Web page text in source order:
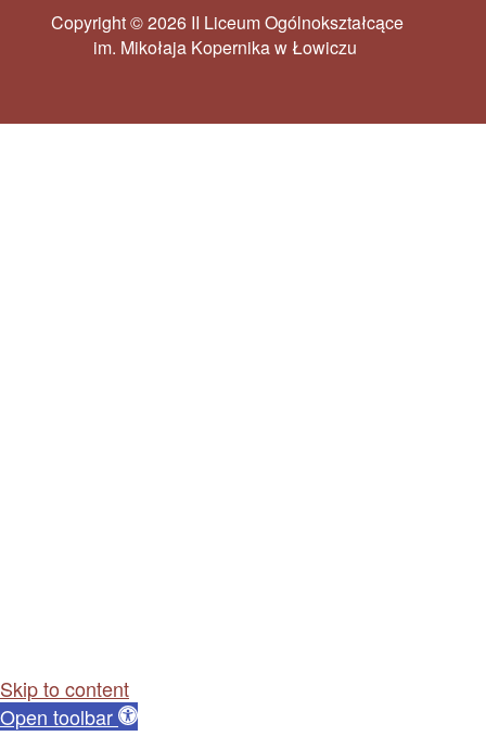
Copyright © 2026 II Liceum Ogólnokształcące
im. Mikołaja Kopernika w Łowiczu
Skip to content
Open toolbar